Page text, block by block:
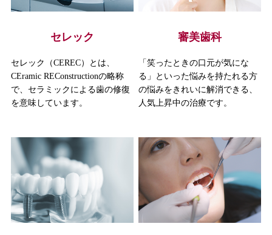
セレック
セレック（CEREC）とは、
CEramic REConstructionの略称
で、セラミックによる歯の修復
を意味しています。
審美歯科
「笑ったときの口元が気にな
る」といった悩みを持たれる方
の悩みをきれいに解消できる、
人気上昇中の治療です。